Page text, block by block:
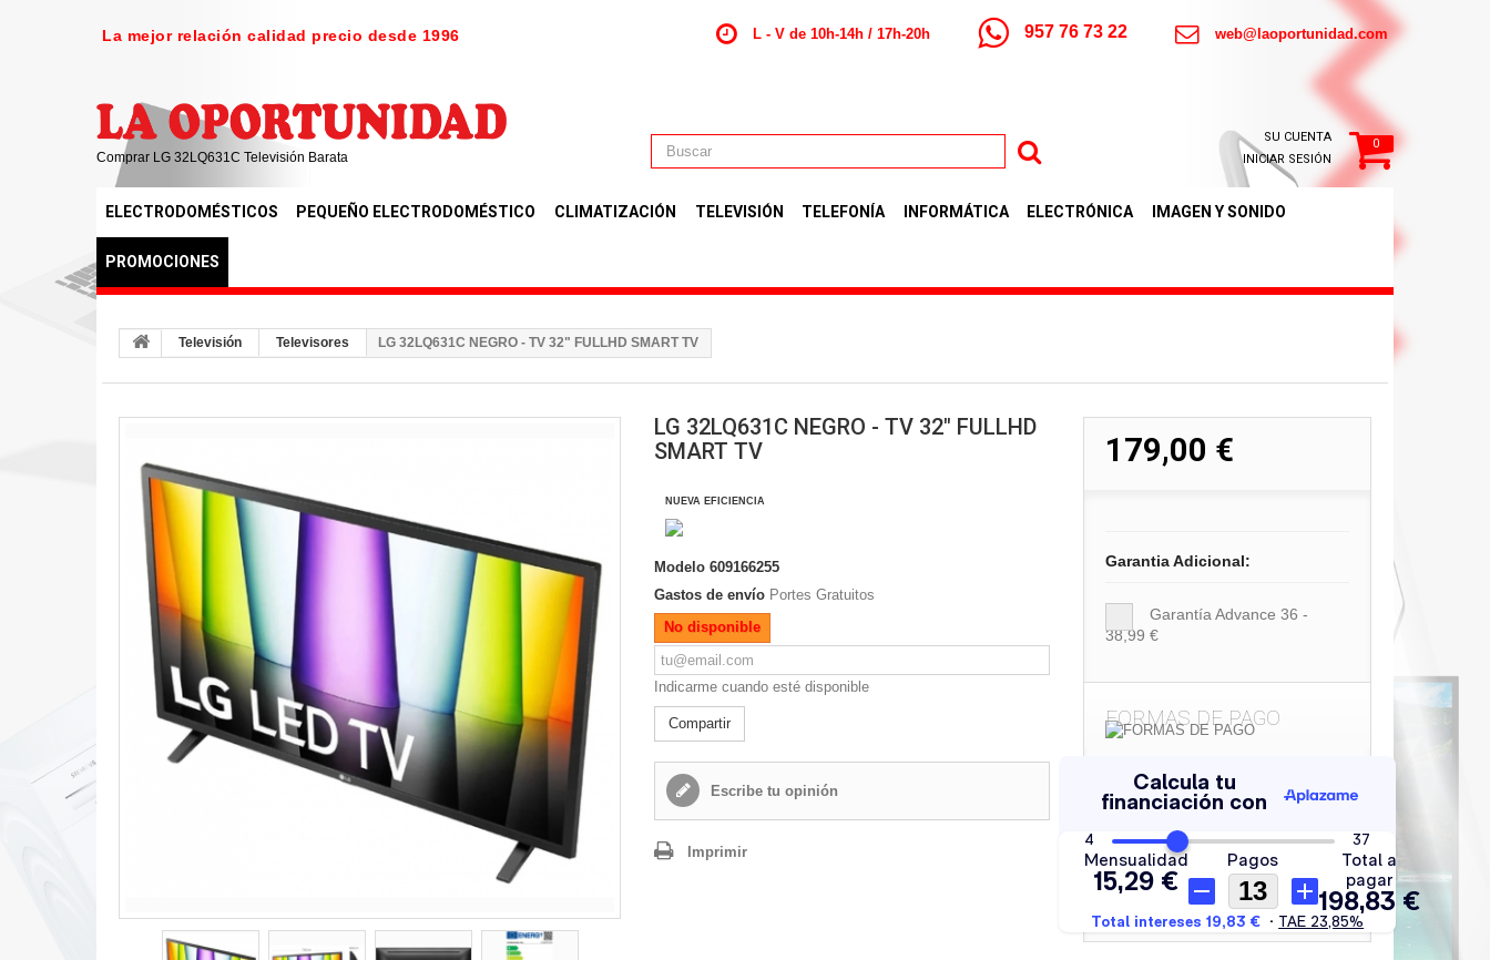
La mejor relación calidad precio desde 1996 L - V de 10h-14h / 17h-20h 957 76 73 22 web@laoportunidad.com
Comprar LG 32LQ631C Televisión Barata
0
SU CUENTA
INICIAR SESIÓN
ELECTRODOMÉSTICOS PEQUEÑO ELECTRODOMÉSTICO CLIMATIZACIÓN TELEVISIÓN TELEFONÍA INFORMÁTICA ELECTRÓNICA IMAGEN Y SONIDO
PROMOCIONES
Televisión Televisores LG 32LQ631C NEGRO - TV 32" FULLHD SMART TV
LG 32LQ631C NEGRO - TV 32" FULLHD
SMART TV
NUEVA EFICIENCIA
Modelo 609166255
Gastos de envío Portes Gratuitos
No disponible
Indicarme cuando esté disponible
Compartir
Escribe tu opinión
Imprimir
179,00 €
Garantia Adicional:
Garantía Advance 36 -
38,99 €
FORMAS DE PAGO